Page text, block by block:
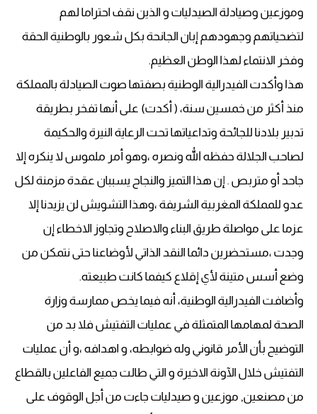
وموزعين وصيادلة الصيدليات و الذين نقف احتراما لهم
لتضحياتهم وجهودهم إبان الجانحة بكل شعور بالوطنية الحقة
وفخر الانتماء لهذا الوطن العظيم.
هذا وأكدت الفيدرالية الوطنية بصفتها صوت الصيادلة بالمملكة
منذ أكثر من خمسين سنة، ( أكدت) على أنها تفخر بطريقة
تدبير بلادنا للجائحة وتداعياتها تحت الرعاية النيرة والحكيمة
لصاحب الجلالة حفظه الله ونصره ،وهو أمر ملموس لا ينكره إلا
جاحد أو متربص . إن هذا التميز والنجاح يسببان عقدة مزمنة لكل
عدو للمملكة المغربية الشريفة ،وهذا التشويش لن يزيدنا إلا
عزما على مواصلة طريق البناء والاصلاح وتجاوز الاخطاء إن
وجدت ،مستحضرين دائما النقد الذاتي لأوضاعنا حتى نتمكن من
وضع أسس متينة لأي إقلاع كيفما كانت طبيعته.
وأضافت الفيدرالية الوطنية، أنه فيما يخص ممارسة وزارة
الصحة لمهامها المتمثلة في عمليات التفتيش فلا بد من
التوضيح بأن الأمر قانوني وله ضوابطه، و اهدافه ،و أن عمليات
التفتيش خلال الآونة الاخيرة و التي طالت جميع الفاعلين بالقطاع
من مصنعين, موزعين و صيدليات جاءت من أجل الوقوف على